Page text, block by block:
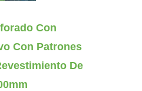
Con
Con Patrones
De